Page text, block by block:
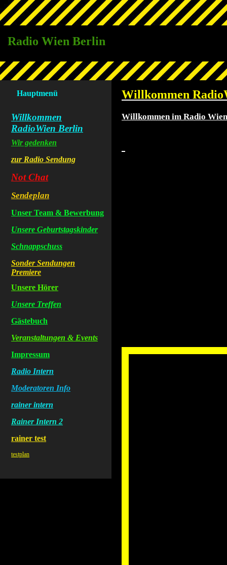
Radio Wien Berlin
Hauptmenü
Willkommen
RadioWien Berlin
Wir gedenken
zur Radio Sendung
Not Chat
Sendeplan
Unser Team & Bewerbung
Unsere Geburtstagskinder
Schnappschuss
Sonder Sendungen
Premiere
Unsere Hörer
Unsere Treffen
Gästebuch
Veranstaltungen & Events
Impressum
Radio Intern
Moderatoren Info
rainer intern
Rainer Intern 2
rainer test
testplan
Willkommen
Willkommen im Radio